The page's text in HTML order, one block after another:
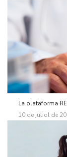
La plataforma
10 de juliol de